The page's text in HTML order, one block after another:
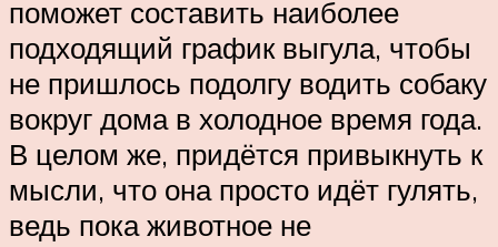
поможет составить наиболее
подходящий график выгула, чтобы
не пришлось подолгу водить собаку
вокруг дома в холодное время года.
В целом же, придётся привыкнуть к
мысли, что она просто идёт гулять,
ведь пока животное не